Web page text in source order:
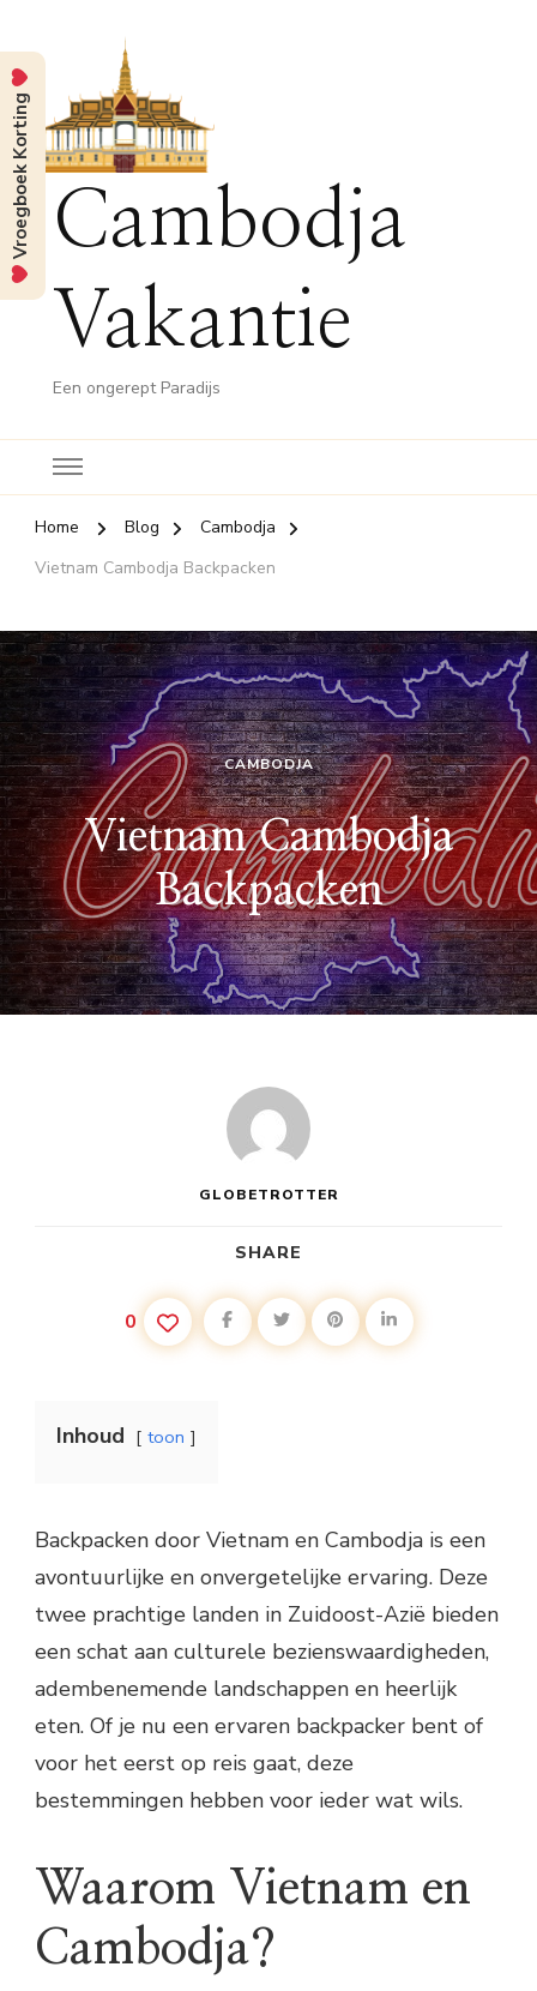
Cambodja
Vakantie
Een ongerept Paradijs
Home Blog
Cambodja
Vietnam Cambodja Backpacken
CAMBODJA
Vietnam Cambodja
Backpacken
GLOBETROTTER
SHARE
0
Inhoud toon
Backpacken door Vietnam en Cambodja is een
avontuurlijke en onvergetelijke ervaring. Deze
twee prachtige landen in Zuidoost-Azië bieden
een schat aan culturele bezienswaardigheden,
adembenemende landschappen en heerlijk
eten. Of je nu een ervaren backpacker bent of
voor het eerst op reis gaat, deze
bestemmingen hebben voor ieder wat wils.
Waarom Vietnam en
Cambodja?
Vroegboek Korting